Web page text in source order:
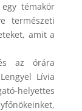
témakör
természeti
amit a
az órára
Lívia
helyettes